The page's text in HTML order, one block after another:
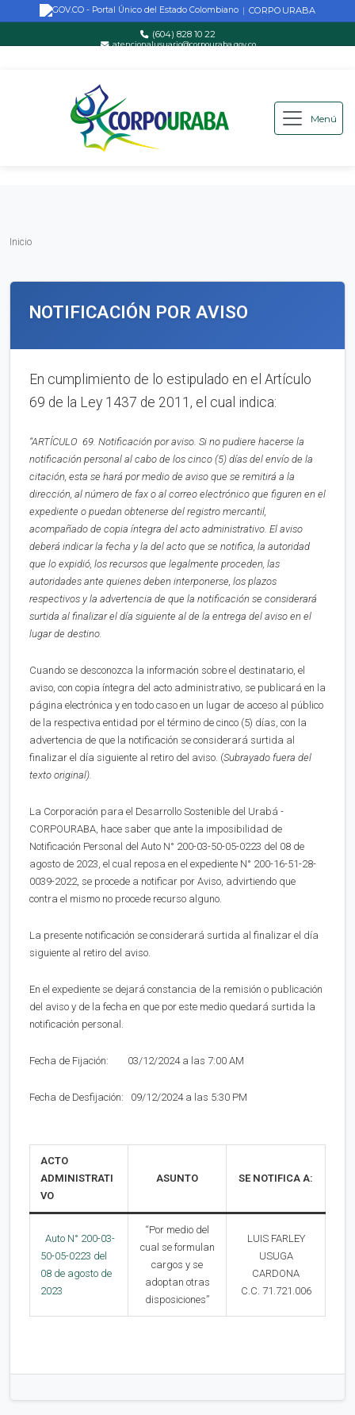
Saltar al contenido principal
| CORPOURABA
(604) 828 10 22
atencionalusuario@corpouraba.gov.co
Menú
Inicio
NOTIFICACIÓN POR AVISO
En cumplimiento de lo estipulado en el Artículo
69 de la Ley 1437 de 2011, el cual indica:
“ARTÍCULO 69. Notificación por aviso. Si no pudiere hacerse la
notificación personal al cabo de los cinco (5) días del envío de la
citación, esta se hará por medio de aviso que se remitirá a la
dirección, al número de fax o al correo electrónico que figuren en el
expediente o puedan obtenerse del registro mercantil,
acompañado de copia íntegra del acto administrativo. El aviso
deberá indicar la fecha y la del acto que se notifica, la autoridad
que lo expidió, los recursos que legalmente proceden, las
autoridades ante quienes deben interponerse, los plazos
respectivos y la advertencia de que la notificación se considerará
surtida al finalizar el día siguiente al de la entrega del aviso en el
lugar de destino.
Cuando se desconozca la información sobre el destinatario, el
aviso, con copia íntegra del acto administrativo, se publicará en la
página electrónica y en todo caso en un lugar de acceso al público
de la respectiva entidad por el término de cinco (5) días, con la
advertencia de que la notificación se considerará surtida al
finalizar el día siguiente al retiro del aviso. (Subrayado fuera del
texto original).
La Corporación para el Desarrollo Sostenible del Urabá -
CORPOURABA, hace saber que ante la imposibilidad de
Notificación Personal del Auto N° 200-03-50-05-0223 del 08 de
agosto de 2023, el cual reposa en el expediente N° 200-16-51-28-
0039-2022, se procede a notificar por Aviso, advirtiendo que
contra el mismo no procede recurso alguno.
La presente notificación se considerará surtida al finalizar el día
siguiente al retiro del aviso.
En el expediente se dejará constancia de la remisión o publicación
del aviso y de la fecha en que por este medio quedará surtida la
notificación personal.
Fecha de Fijación: 03/12/2024 a las 7:00 AM
Fecha de Desfijación: 09/12/2024 a las 5:30 PM
ACTO
ADMINISTRATI
VO
ASUNTO SE NOTIFICA A:
Auto N° 200-03-
50-05-0223 del
08 de agosto de
2023
“Por medio del
cual se formulan
cargos y se
adoptan otras
disposiciones”
LUIS FARLEY
USUGA
CARDONA
C.C. 71.721.006